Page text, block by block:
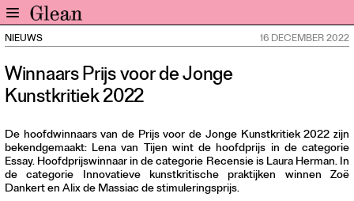
Nieuws
Expo
Inzicht
Events
Meer rubrieken
NIEUWS 16 DECEMBER 2022
Winnaars Prijs voor de Jonge
Kunstkritiek 2022
De hoofdwinnaars van de Prijs voor de Jonge Kunstkritiek 2022 zijn
bekendgemaakt: Lena van Tijen wint de hoofdprijs in de categorie
Essay. Hoofdprijswinnaar in de categorie Recensie is Laura Herman. In
de categorie Innovatieve kunstkritische praktijken winnen Zoë
Dankert en Alix de Massiac de stimuleringsprijs.